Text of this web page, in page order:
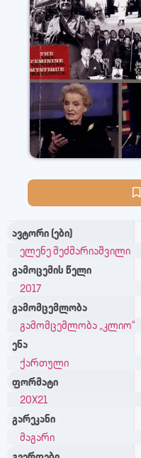
ავტორი (ები)
ელენე მეძმარიაშვილი
გამოცემის წელი
2017
გამომცემლობა
გამომცემლობა „კლიო“
ენა
ქართული
ფორმატი
20X21
გარეკანი
მაგარი